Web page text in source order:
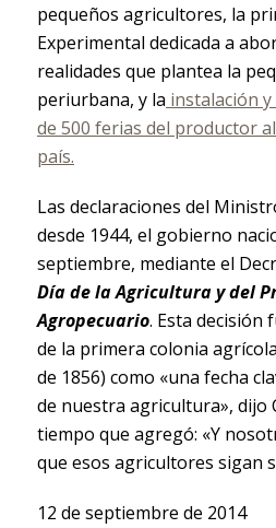
pequeños agricultores, la
Experimental dedicada a
realidades que plantea la
periurbana, y la instalación
de 500 ferias del productor
país.
Las declaraciones del
desde 1944, el gobierno
septiembre, mediante el
Día de la Agricultura y del
Agropecuario. Esta decisión
de la primera colonia
de 1856) como «una fecha
de nuestra agricultura», dijo
tiempo que agregó: «Y
que esos agricultores sigan
12 de septiembre de 2014